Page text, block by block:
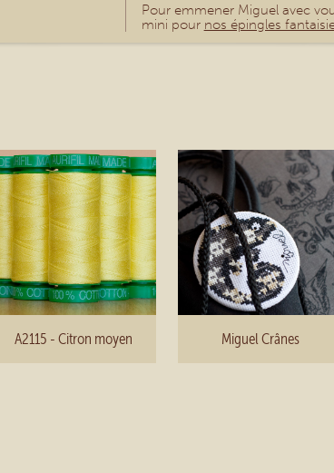
Pour emmener Miguel avec
mini pour nos épingles
A2115 - Citron moyen Miguel Crânes